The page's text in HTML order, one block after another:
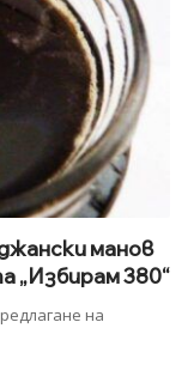
манов
„Избирам 380“
на